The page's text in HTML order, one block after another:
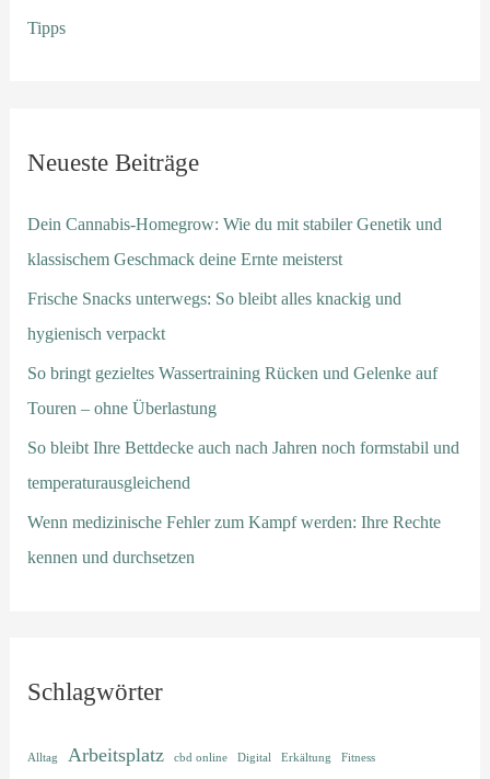
Tipps
Neueste Beiträge
Dein Cannabis-Homegrow: Wie du mit stabiler Genetik und
klassischem Geschmack deine Ernte meisterst
Frische Snacks unterwegs: So bleibt alles knackig und
hygienisch verpackt
So bringt gezieltes Wassertraining Rücken und Gelenke auf
Touren – ohne Überlastung
So bleibt Ihre Bettdecke auch nach Jahren noch formstabil und
temperaturausgleichend
Wenn medizinische Fehler zum Kampf werden: Ihre Rechte
kennen und durchsetzen
Schlagwörter
Alltag Arbeitsplatz cbd online Digital Erkältung Fitness